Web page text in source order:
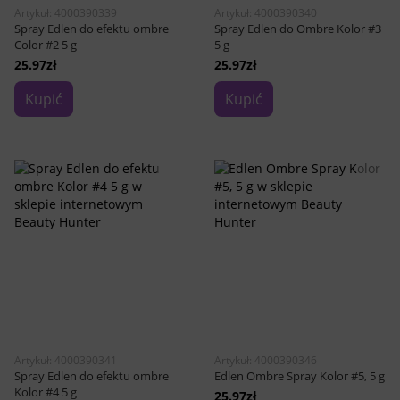
Artykuł: 4000390339
Spray Edlen do efektu ombre
Color #2 5 g
25.97zł
Kupić
Artykuł: 4000390340
Spray Edlen do Ombre Kolor #3
5 g
25.97zł
Kupić
Artykuł: 4000390341
Spray Edlen do efektu ombre
Kolor #4 5 g
Artykuł: 4000390346
Edlen Ombre Spray Kolor #5, 5 g
25.97zł